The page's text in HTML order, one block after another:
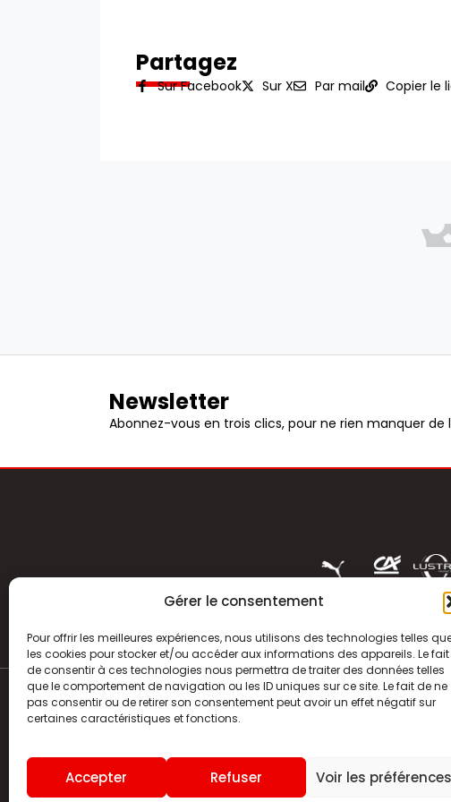
Gérer le consentement
Pour offrir les meilleures expériences, nous utilisons des technologies telles
les cookies pour stocker et/ou accéder aux informations des appareils. Le fait
de consentir à ces technologies nous permettra de traiter des données telles
que le comportement de navigation ou les ID uniques sur ce site. Le fait de ne
pas consentir ou de retirer son consentement peut avoir un effet négatif sur
certaines caractéristiques et fonctions.
Accepter Refuser Voir les préférences
Partagez
Sur Facebook Sur X Par mail Copier le
Newsletter
Abonnez-vous en trois clics, pour ne rien manquer de
HISTOIRE